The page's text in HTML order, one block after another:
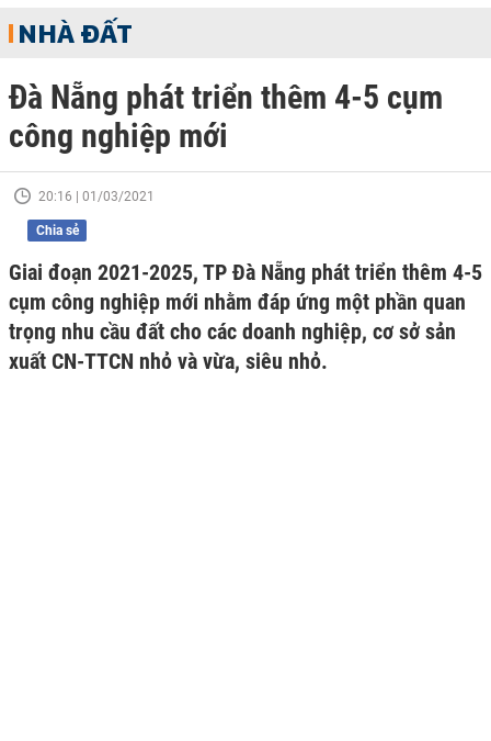
NHÀ ĐẤT
Đà Nẵng phát triển thêm 4-5 cụm
công nghiệp mới
20:16 | 01/03/2021
Chia sẻ
Giai đoạn 2021-2025, TP Đà Nẵng phát triển thêm 4-5
cụm công nghiệp mới nhằm đáp ứng một phần quan
trọng nhu cầu đất cho các doanh nghiệp, cơ sở sản
xuất CN-TTCN nhỏ và vừa, siêu nhỏ.